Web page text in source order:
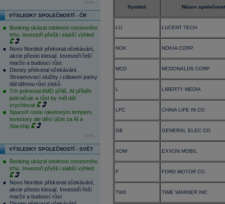
více...
VÝSLEDKY SPOLEČNOSTÍ - ČR
Booking ukázal odolnost cestovního
trhu. Investoři přešli i slabší výhled
Novo Nordisk překonal očekávání,
akcie přesto klesají. Investoři řeší
marže a budoucí růst
Disney překonal očekávání.
Streamovací služby i zábavní parky
dál táhnou růst zisků
Trh potrestal AMD příliš. AI příběh
pokračuje a růst by měl dál
zrychlovat
SpaceX roste raketovým tempem,
investory ale děsí účet za AI a
Starship
více...
VÝSLEDKY SPOLEČNOSTÍ - SVĚT
Booking ukázal odolnost cestovního
trhu. Investoři přešli i slabší výhled
Novo Nordisk překonal očekávání,
akcie přesto klesají. Investoři řeší
marže a budoucí růst
Symbol Název
LU LUCENT TECH
NOK NOKIA CORP
MCD MCDONALDS CORP
L LIBERTY MEDIA
LFC CHINA LIFE IN CO
GE GENERAL ELEC CO
XOM EXXON MOBIL
F FORD MOTOR CO
TWX TIME WARNER INC